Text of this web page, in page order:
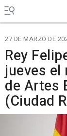
27 DE MARZO DE
Rey
jueves el
de Artes
(Ciudad